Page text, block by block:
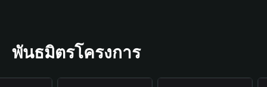
พันธมิตรโครงการ